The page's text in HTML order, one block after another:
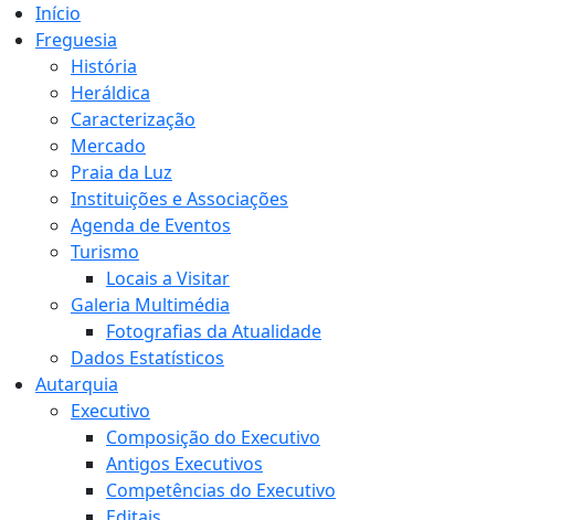
Início
Freguesia
História
Heráldica
Caracterização
Mercado
Praia da Luz
Instituições e Associações
Agenda de Eventos
Turismo
Locais a Visitar
Galeria Multimédia
Fotografias da Atualidade
Dados Estatísticos
Autarquia
Executivo
Composição do Executivo
Antigos Executivos
Competências do Executivo